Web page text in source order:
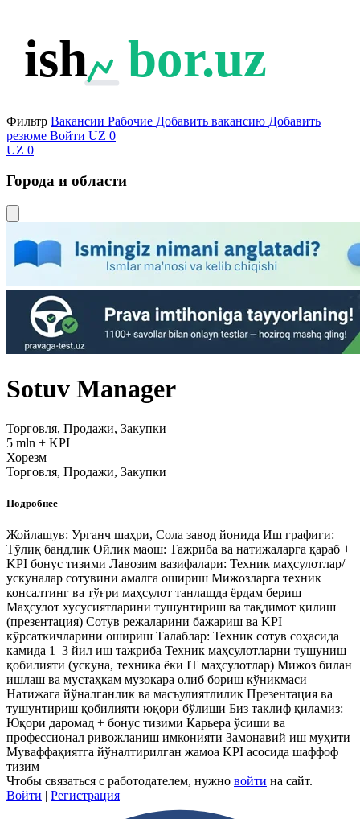
ish bor.uz
Фильтр Вакансии Рабочие Добавить вакансию Добавить
резюме Войти UZ 0
UZ 0
Города и области
Sotuv Manager
Торговля, Продажи, Закупки
5 mln + KPI
Хорезм
Торговля, Продажи, Закупки
Подробнее
Жойлашув: Урганч шаҳри, Сола завод йонида Иш графиги:
Тўлиқ бандлик Ойлик маош: Тажриба ва натижаларга қараб +
KPI бонус тизими Лавозим вазифалари: Техник маҳсулотлар/
ускуналар сотувини амалга ошириш Мижозларга техник
консалтинг ва тўғри маҳсулот танлашда ёрдам бериш
Маҳсулот хусусиятларини тушунтириш ва тақдимот қилиш
(презентация) Сотув режаларини бажариш ва KPI
кўрсаткичларини ошириш Талаблар: Техник сотув соҳасида
камида 1–3 йил иш тажриба Техник маҳсулотларни тушуниш
қобилияти (ускуна, техника ёки IT маҳсулотлар) Мижоз билан
ишлаш ва мустаҳкам музокара олиб бориш кўникмаси
Натижага йўналганлик ва масъулиятлилик Презентация ва
тушунтириш қобилияти юқори бўлиши Биз таклиф қиламиз:
Юқори даромад + бонус тизими Карьера ўсиши ва
профессионал ривожланиш имконияти Замонавий иш муҳити
Муваффақиятга йўналтирилган жамоа KPI асосида шаффоф
тизим
Чтобы связаться с работодателем, нужно войти на сайт.
Войти | Регистрация